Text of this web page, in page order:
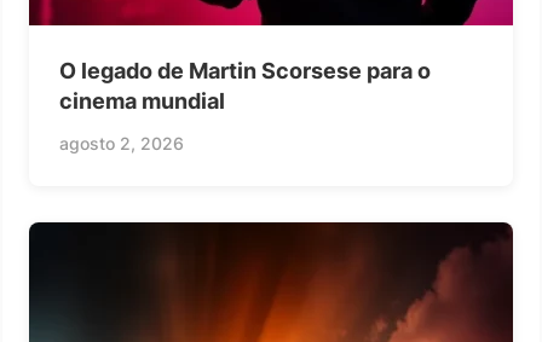
O legado de Martin Scorsese para o
cinema mundial
agosto 2, 2026